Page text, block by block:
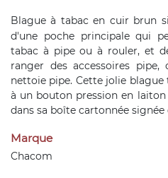
Blague à tabacen cuir brun
d'une poche principale qui
tabac à pipe ou à rouler, et
ranger des accessoires
nettoie pipe. Cette jolie
à un bouton pression en laiton
dans sa boîte cartonnée signée
Marque
Chacom